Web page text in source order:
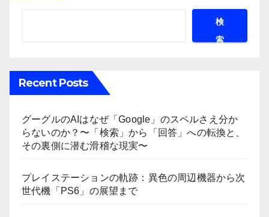
検
索
Recent Posts
グーグルのAIはなぜ「Google」のスペルさえ分か
らないのか？〜「検索」から「回答」への転換と、
その裏側に潜む滑稽な現実〜
プレイステーションの軌跡：異色の周辺機器から次
世代機「PS6」の展望まで